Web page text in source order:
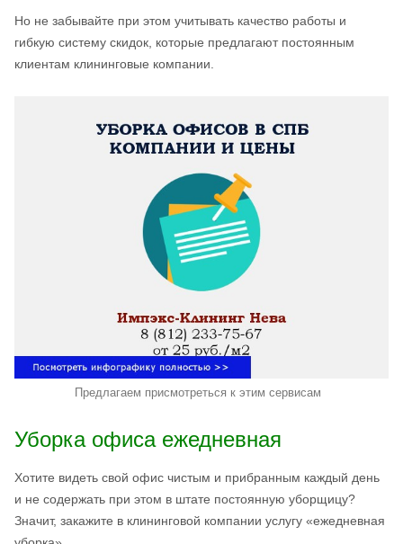
Но не забывайте при этом учитывать качество работы и
гибкую систему скидок, которые предлагают постоянным
клиентам клининговые компании.
Предлагаем присмотреться к этим сервисам
Уборка офиса ежедневная
Хотите видеть свой офис чистым и прибранным каждый день
и не содержать при этом в штате постоянную уборщицу?
Значит, закажите в клининговой компании услугу «ежедневная